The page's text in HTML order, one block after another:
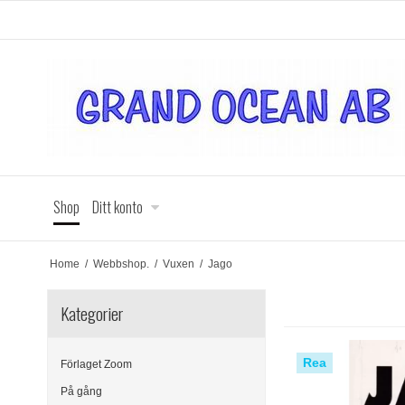
Shop Ditt konto
Home / Webbshop. / Vuxen / Jago
Kategorier
Förlaget Zoom
På gång
Rea